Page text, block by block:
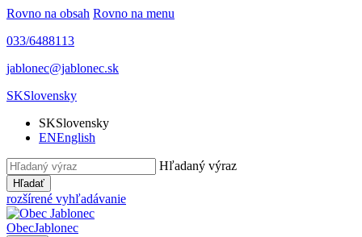
Rovno na obsah Rovno na menu
033/6488113
jablonec@jablonec.sk
SKSlovensky
SKSlovensky
ENEnglish
Hľadaný výraz
Hľadať
rozšírené vyhľadávanie
ObecJablonec